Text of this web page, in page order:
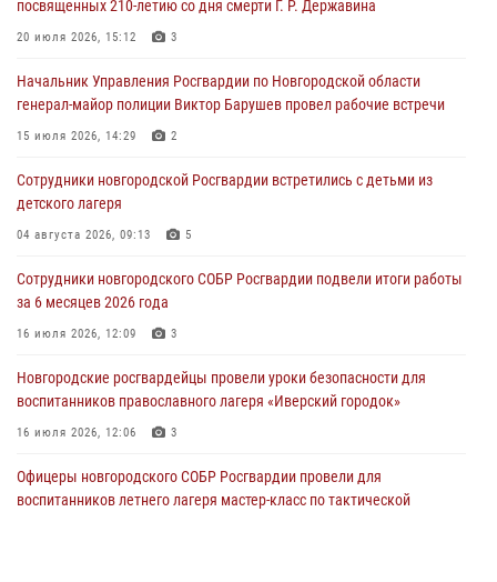
Новгородские росгвардейцы за неделю осуществили 203 выезда на
04 августа 2026, 09:12 1
Радиоэфир программы "Новости дня" на радио "Радио53" от 30
центре подготовки личного состава Росгвардии.
30 июля 2026, 16:00
разрешительной работы Росгвардии провели телефонную «горячую
линию»
30 июля 2026, 14:36 1
Новгородские росгвардейцы рассказали о службе детям из летнего
лагеря «Волынь»
30 июля 2026, 08:40 5
посвященных 210-летию со дня смерти Г. Р. Державина
20 июля 2026, 15:12 3
Начальник Управления Росгвардии по Новгородской области
генерал-майор полиции Виктор Барушев провел рабочие встречи
15 июля 2026, 14:29 2
Сотрудники новгородской Росгвардии встретились с детьми из
детского лагеря
04 августа 2026, 09:13 5
Сотрудники новгородского СОБР Росгвардии подвели итоги работы
за 6 месяцев 2026 года
16 июля 2026, 12:09 3
Новгородские росгвардейцы провели уроки безопасности для
воспитанников православного лагеря «Иверский городок»
16 июля 2026, 12:06 3
Офицеры новгородского СОБР Росгвардии провели для
воспитанников летнего лагеря мастер-класс по тактической